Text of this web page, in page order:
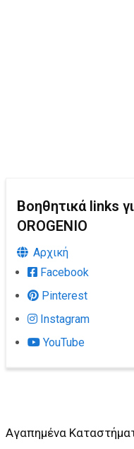
Βοηθητικά links
OROGENIO
Αρχική
Facebook
Pinterest
Instagram
YouTube
Αγαπημένα